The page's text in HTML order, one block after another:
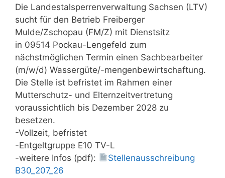
Die Landestalsperrenverwaltung Sachsen (LTV)
sucht für den Betrieb Freiberger
Mulde/Zschopau (FM/Z) mit Dienstsitz
in 09514 Pockau-Lengefeld zum
nächstmöglichen Termin einen Sachbearbeiter
(m/w/d) Wassergüte/-mengenbewirtschaftung.
Die Stelle ist befristet im Rahmen einer
Mutterschutz- und Elternzeitvertretung
voraussichtlich bis Dezember 2028 zu
besetzen.
-Vollzeit, befristet
-Entgeltgruppe E10 TV-L
-weitere Infos (pdf):
Stellenausschreibung
B30_207_26